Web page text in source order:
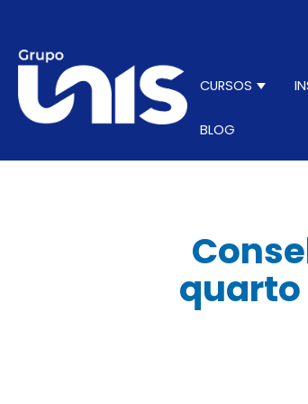
CURSOS Show
BLOG
quarto